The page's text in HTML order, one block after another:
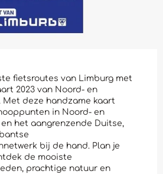
fietsroutes van Limburg met
2023 van Noord- en
Met deze handzame kaart
in Noord- en
het aangrenzende Duitse,
bij de hand. Plan je
de mooiste
prachtige natuur en